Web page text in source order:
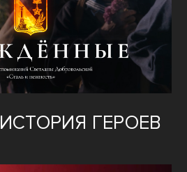
ИСТОРИЯ ГЕРОЕВ